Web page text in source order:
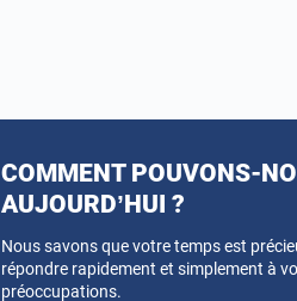
COMMENT POUVONS-
AUJOURD’HUI ?
Nous savons que votre temps est
répondre rapidement et simplement à
préoccupations.